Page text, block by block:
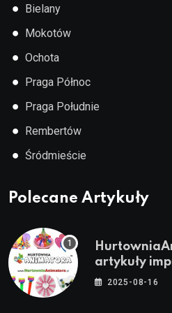
● Bielany
● Mokotów
● Ochota
● Praga Północ
● Praga Południe
● Rembertów
● Śródmieście
Polecane Artykuły
artykuły
stroje i
2025-08-16